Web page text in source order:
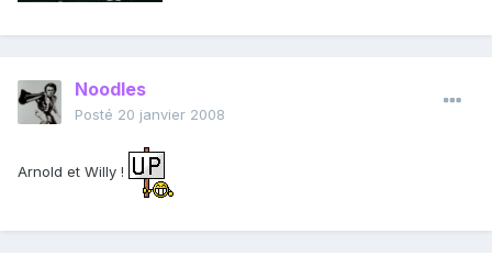
Noodles
Posté 20 janvier 2008
Arnold et Willy !